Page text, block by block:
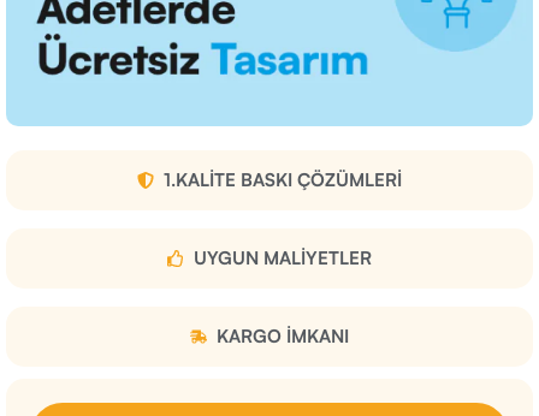
1.KALITE BASKI ÇÖZÜMLERI
UYGUN MALIYETLER
KARGO IMKANI